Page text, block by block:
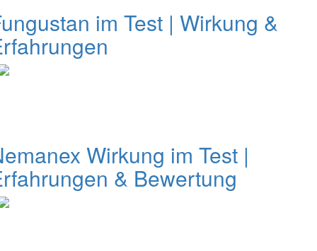
im Test | Wirkung &
Wirkung im Test |
& Bewertung